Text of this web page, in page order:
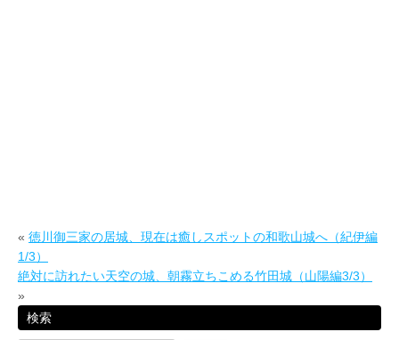
« 徳川御三家の居城、現在は癒しスポットの和歌山城へ（紀伊編
1/3）
絶対に訪れたい天空の城、朝霧立ちこめる竹田城（山陽編3/3）
»
検索